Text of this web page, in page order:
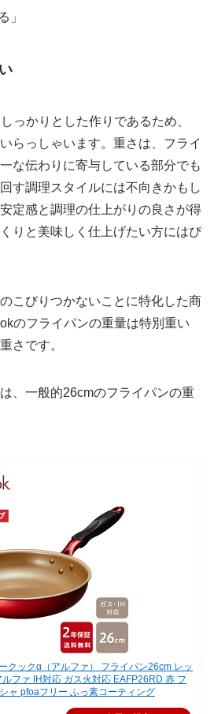
」
っかりとした作りであるため、
らっしゃいます。重さは、フライ
な伝わりに寄与している部分でも
す調理スタイルには不向きかもし
定感と調理の仕上がりの良さが得
りと美味しく仕上げたい方にはぴ
こびりつかないことに特化した商
のフライパンの重量は特別重い
さです。
、一般的26cmのフライパンの重
クックα（アルファ） フライパン26cm レッ
ファ IH対応 ガス火対応 EAFP26RD 赤 フ
ャ pfoaフリー ふっ素コーティング